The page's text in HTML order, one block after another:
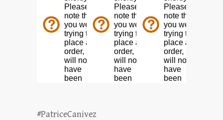
#PatriceCanivez